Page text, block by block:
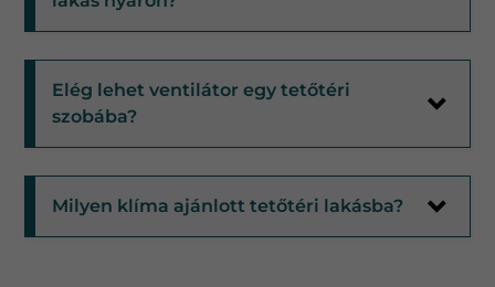
Elég lehet ventilátor egy tetőtéri
szobába?
Milyen klíma ajánlott tetőtéri lakásba?